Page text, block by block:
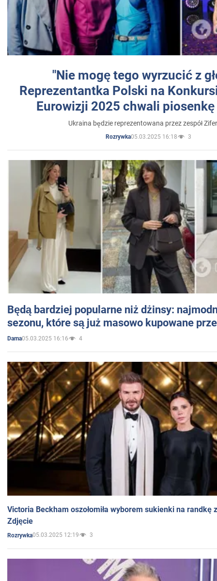
"Nie mogę tego wyrzucić z
Reprezentantka Polski na
Eurowizji 2025 chwali
Ukraina będzie reprezentowana przez zespół
Rozrywka05.03.2025 16:18 3
Będą bardziej popularne niż dżinsy:
sezonu, które są już masowo kupowane
Dama05.03.2025 16:16 4
Victoria Beckham oszołomiła wyborem sukienki na randkę
Zdjęcie
Rozrywka05.03.2025 12:19 3